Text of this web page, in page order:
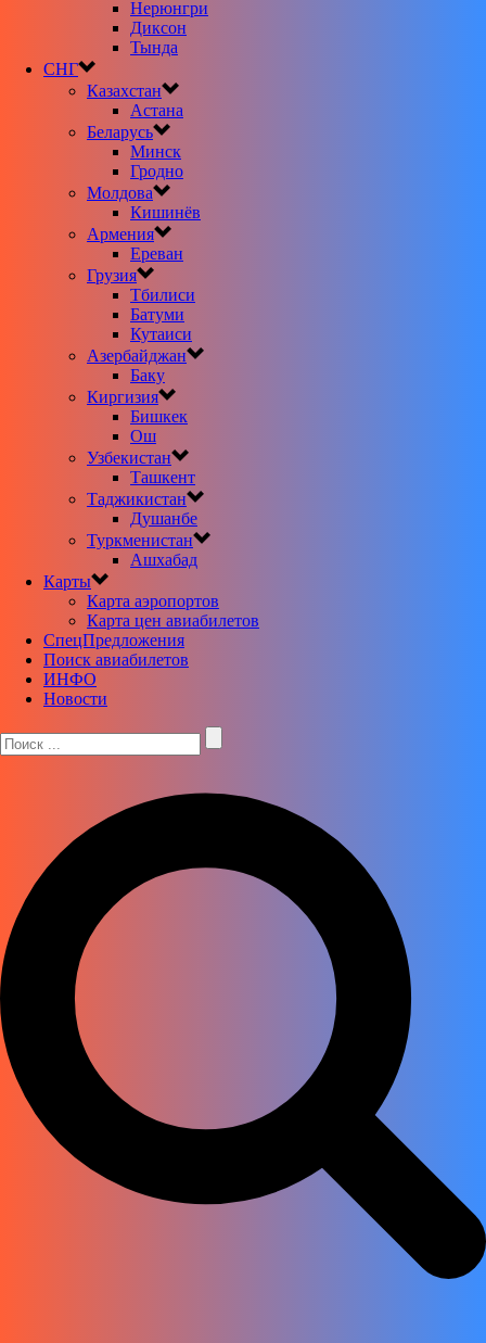
Нерюнгри
Диксон
Тында
СНГ
Казахстан
Астана
Беларусь
Минск
Гродно
Молдова
Кишинёв
Армения
Ереван
Грузия
Тбилиси
Батуми
Кутаиси
Азербайджан
Баку
Киргизия
Бишкек
Ош
Узбекистан
Ташкент
Таджикистан
Душанбе
Туркменистан
Ашхабад
Карты
Карта аэропортов
Карта цен авиабилетов
CпецПредложения
Поиск авиабилетов
ИНФО
Новости